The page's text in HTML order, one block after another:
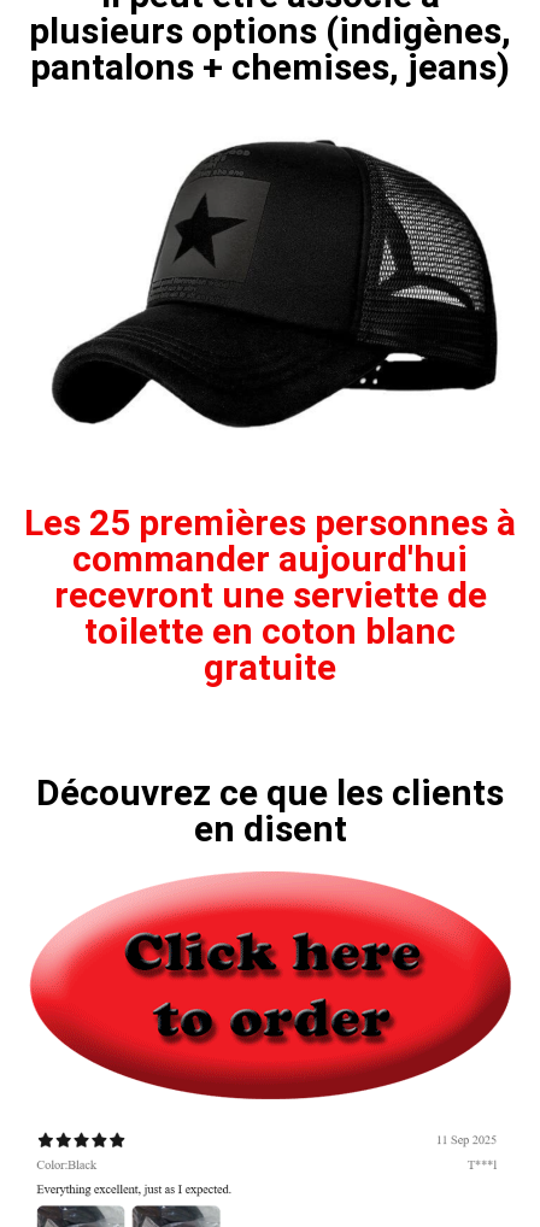
plusieurs options (indigènes,
pantalons + chemises, jeans)
Les 25 premières personnes à
commander aujourd'hui
recevront une serviette de
toilette en coton blanc
gratuite
Découvrez ce que les clients
en disent